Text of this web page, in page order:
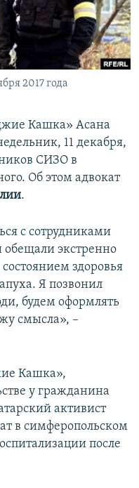
2017 года
Кашка» Асана
11 декабря,
СИЗО в
Об этом адвокат
.
с сотрудниками
экстренно
здоровья
Я позвонил
будем оформлять
смысла», –
Кашка»,
у гражданина
активист
в симферопольском
после